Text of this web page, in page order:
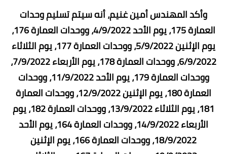
وأكد المهندس أمين غنيم، أنه سيتم تسليم وحدات
العمارة 175، يوم الأحد 4/9/2022، ووحدات العمارة 176،
يوم الإثنين 5/9/2022، ووحدات العمارة 177، يوم الثلاثاء
6/9/2022، ووحدات العمارة 178، يوم الأربعاء 7/9/2022،
ووحدات العمارة 179، يوم الأحد 11/9/2022، ووحدات
العمارة 180، يوم الإثنين 12/9/2022، ووحدات العمارة
181، يوم الثلاثاء 13/9/2022، ووحدات العمارة 182، يوم
الأربعاء 14/9/2022، ووحدات العمارة 164، يوم الأحد
18/9/2022، ووحدات العمارة 166، يوم الإثنين